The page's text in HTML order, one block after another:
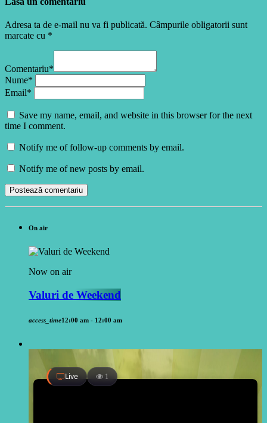
Adresa ta de e-mail nu va fi publicată. Câmpurile obligatorii sunt
marcate cu *
Comentariu*
Nume*
Email*
Save my name, email, and website in this browser for the next
time I comment.
Notify me of follow-up comments by email.
Notify me of new posts by email.
On air
Now on air
Valuri de Weekend
access_time12:00 am - 12:00 am